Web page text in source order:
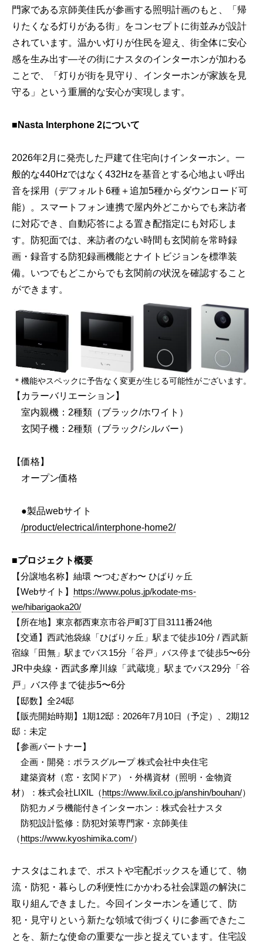
門家である京師美佳氏が参画する照明計画のもと、「帰
りたくなる灯りがある街」をコンセプトに街並みが設計
されています。温かい灯りが住民を迎え、街全体に安心
感を生み出す—その街にナスタのインターホンが加わる
ことで、「灯りが街を見守り、インターホンが家族を見
守る」という重層的な安心が実現します。
■Nasta Interphone 2について
2026年2月に発売した戸建て住宅向けインターホン。一
般的な440Hzではなく432Hzを基音とする心地よい呼出
音を採用（デフォルト6種＋追加5種からダウンロード可
能）。スマートフォン連携で屋内外どこからでも来訪者
に対応でき、自動応答による置き配指定にも対応しま
す。防犯面では、来訪者のない時間も玄関前を常時録
画・録音する防犯録画機能とナイトビジョンを標準装
備。いつでもどこからでも玄関前の状況を確認すること
ができます。
＊機能やスペックに予告なく変更が生じる可能性がございます。
【カラーバリエーション】
室内親機：2種類（ブラック/ホワイト）
玄関子機：2種類（ブラック/シルバー）
【価格】
オープン価格
●製品webサイト
/product/electrical/interphone-home2/
■プロジェクト概要
【分譲地名称】紬環 〜つむぎわ〜 ひばりヶ丘
【Webサイト】 https://www.polus.jp/kodate-ms-
we/hibarigaoka20/
【所在地】東京都西東京市谷戸町3丁目3111番24他
【交通】西武池袋線「ひばりヶ丘」駅まで徒歩10分 / 西武新
宿線「田無」駅までバス15分「谷戸」バス停まで徒歩5〜6分
JR中央線・西武多摩川線「武蔵境」駅までバス29分「谷
戸」バス停まで徒歩5〜6分
【邸数】全24邸
【販売開始時期】1期12邸：2026年7月10日（予定）、2期12
邸：未定
【参画パートナー】
企画・開発：ポラスグループ 株式会社中央住宅
建築資材（窓・玄関ドア）・外構資材（照明・金物資
材）：株式会社LIXIL（https://www.lixil.co.jp/anshin/bouhan/）
防犯カメラ機能付きインターホン：株式会社ナスタ
防犯設計監修：防犯対策専門家・京師美佳
（https://www.kyoshimika.com/）
ナスタはこれまで、ポストや宅配ボックスを通じて、物
流・防犯・暮らしの利便性にかかわる社会課題の解決に
取り組んできました。今回インターホンを通じて、防
犯・見守りという新たな領域で街づくりに参画できたこ
とを、新たな使命の重要な一歩と捉えています。住宅設